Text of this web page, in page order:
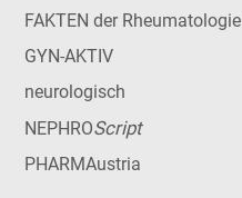
FAKTEN der Rheumatologie
GYN-AKTIV
neurologisch
NEPHROScript
PHARMAustria